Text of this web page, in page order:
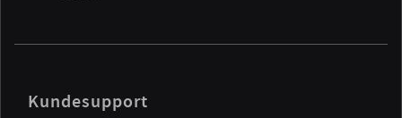
Kundesupport